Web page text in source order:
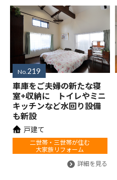
No. 219
車庫をご夫婦の新たな寝
室+収納に トイレやミニ
キッチンなど水回り設備
も新設
戸建て
二世帯・三世帯が住む
大家族リフォーム
詳細を見る